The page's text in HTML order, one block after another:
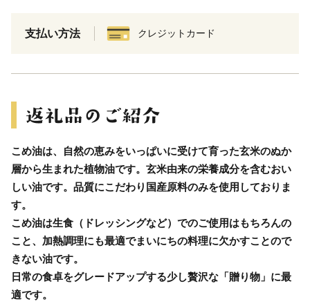
支払い方法 クレジットカード
こめ油は、自然の恵みをいっぱいに受けて育った玄米のぬか
層から生まれた植物油です。玄米由来の栄養成分を含むおい
しい油です。品質にこだわり国産原料のみを使用しておりま
す。
こめ油は生食（ドレッシングなど）でのご使用はもちろんの
こと、加熱調理にも最適でまいにちの料理に欠かすことので
きない油です。
日常の食卓をグレードアップする少し贅沢な「贈り物」に最
適です。